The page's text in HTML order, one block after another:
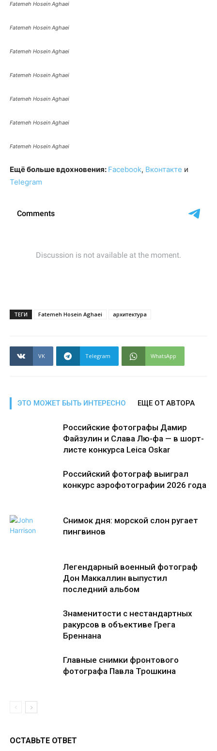
Fatemeh Hosein Aghaei
Fatemeh Hosein Aghaei
Fatemeh Hosein Aghaei
Fatemeh Hosein Aghaei
Fatemeh Hosein Aghaei
Fatemeh Hosein Aghaei
Fatemeh Hosein Aghaei
Ещё больше вдохновения: Facebook, Вконтакте и
Telegram
ТЕГИ Fatemeh Hosein Aghaei архитектура
VK Telegram WhatsApp
ЭТО МОЖЕТ БЫТЬ ИНТЕРЕСНО ЕЩЕ ОТ АВТОРА
Российские фотографы Дамир
Файзулин и Слава Лю-фа — в шорт-
листе конкурса Leica Oskar
Российский фотограф выиграл
конкурс аэрофотографии 2026 года
Снимок дня: морской слон ругает
пингвинов
Легендарный военный фотограф
Дон Маккаллин выпустил
последний альбом
Знаменитости с нестандартных
ракурсов в объективе Грега
Бреннана
Главные снимки фронтового
фотографа Павла Трошкина
ОСТАВЬТЕ ОТВЕТ